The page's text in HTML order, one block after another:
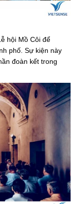
hội Mồ Côi để
phố. Sự kiện này
đoàn kết trong